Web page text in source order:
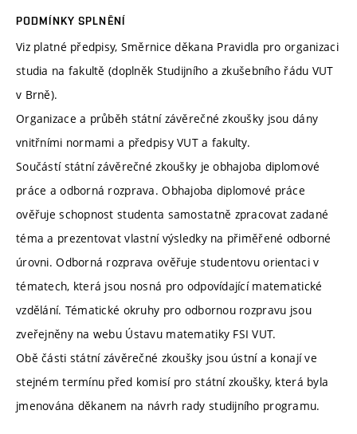
PODMÍNKY SPLNĚNÍ
Viz platné předpisy, Směrnice děkana Pravidla pro organizaci
studia na fakultě (doplněk Studijního a zkušebního řádu VUT
v Brně).
Organizace a průběh státní závěrečné zkoušky jsou dány
vnitřními normami a předpisy VUT a fakulty.
Součástí státní závěrečné zkoušky je obhajoba diplomové
práce a odborná rozprava. Obhajoba diplomové práce
ověřuje schopnost studenta samostatně zpracovat zadané
téma a prezentovat vlastní výsledky na přiměřené odborné
úrovni. Odborná rozprava ověřuje studentovu orientaci v
tématech, která jsou nosná pro odpovídající matematické
vzdělání. Tématické okruhy pro odbornou rozpravu jsou
zveřejněny na webu Ústavu matematiky FSI VUT.
Obě části státní závěrečné zkoušky jsou ústní a konají ve
stejném termínu před komisí pro státní zkoušky, která byla
jmenována děkanem na návrh rady studijního programu.